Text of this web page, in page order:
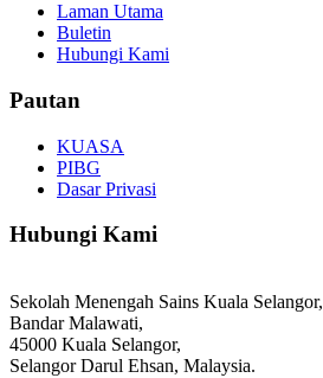
Laman Utama
Buletin
Hubungi Kami
Pautan
KUASA
PIBG
Dasar Privasi
Hubungi Kami
Sekolah Menengah Sains Kuala Selangor,
Bandar Malawati,
45000 Kuala Selangor,
Selangor Darul Ehsan, Malaysia.